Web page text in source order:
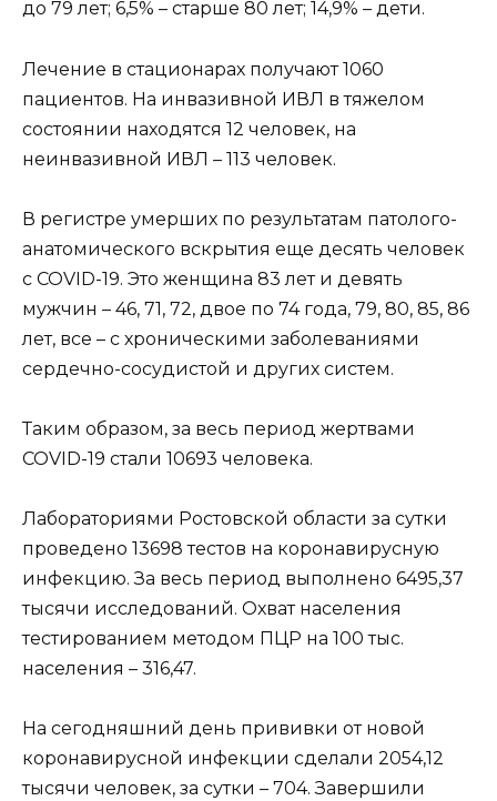
до 79 лет; 6,5% – старше 80 лет; 14,9% – дети.
Лечение в стационарах получают 1060
пациентов. На инвазивной ИВЛ в тяжелом
состоянии находятся 12 человек, на
неинвазивной ИВЛ – 113 человек.
В регистре умерших по результатам патолого-
анатомического вскрытия еще десять человек
с COVID-19. Это женщина 83 лет и девять
мужчин – 46, 71, 72, двое по 74 года, 79, 80, 85, 86
лет, все – с хроническими заболеваниями
сердечно-сосудистой и других систем.
Таким образом, за весь период жертвами
COVID-19 стали 10693 человека.
Лабораториями Ростовской области за сутки
проведено 13698 тестов на коронавирусную
инфекцию. За весь период выполнено 6495,37
тысячи исследований. Охват населения
тестированием методом ПЦР на 100 тыс.
населения – 316,47.
На сегодняшний день прививки от новой
коронавирусной инфекции сделали 2054,12
тысячи человек, за сутки – 704. Завершили